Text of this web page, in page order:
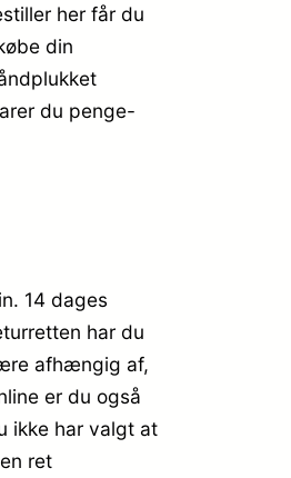
her får du
din
du penge-
14 dages
har du
afhængig af,
er du også
ikke har valgt at
ret